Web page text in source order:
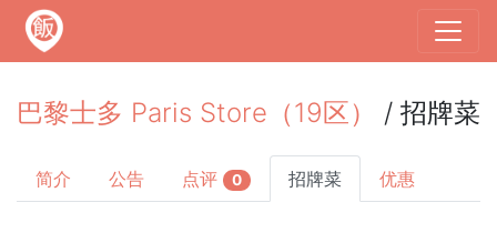
巴黎士多 Paris Store（19区） / 招牌菜
简介 公告 点评 0 招牌菜 优惠